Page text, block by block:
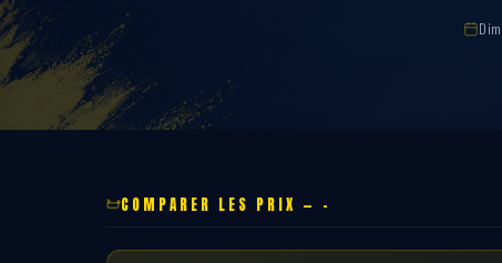
COMPARER LES PRIX — -